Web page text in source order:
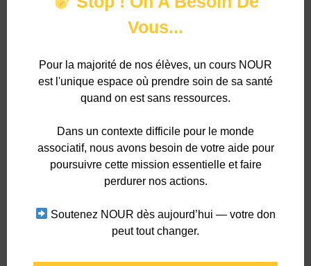
Fonctionnel
Statistiques
8. Activer/désactiver et supprimer les
cookies
Vous pouvez utiliser votre navigateur internet pour supprimer
également spécifier que certains cookies ne peuvent pas être
placés. Une autre option consiste à modifier les réglages de votre
Vous...
Pour la majorité de nos élèves, un cours NOUR
est l'unique espace où prendre soin de sa santé
quand on est sans ressources.
Dans un contexte difficile pour le monde
associatif, nous avons besoin de votre aide pour
poursuivre cette mission essentielle et faire
perdurer nos actions.
Soutenez NOUR dès aujourd’hui — votre don
peut tout changer.